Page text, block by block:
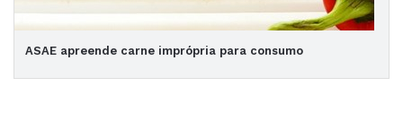
ASAE apreende carne imprópria para consumo